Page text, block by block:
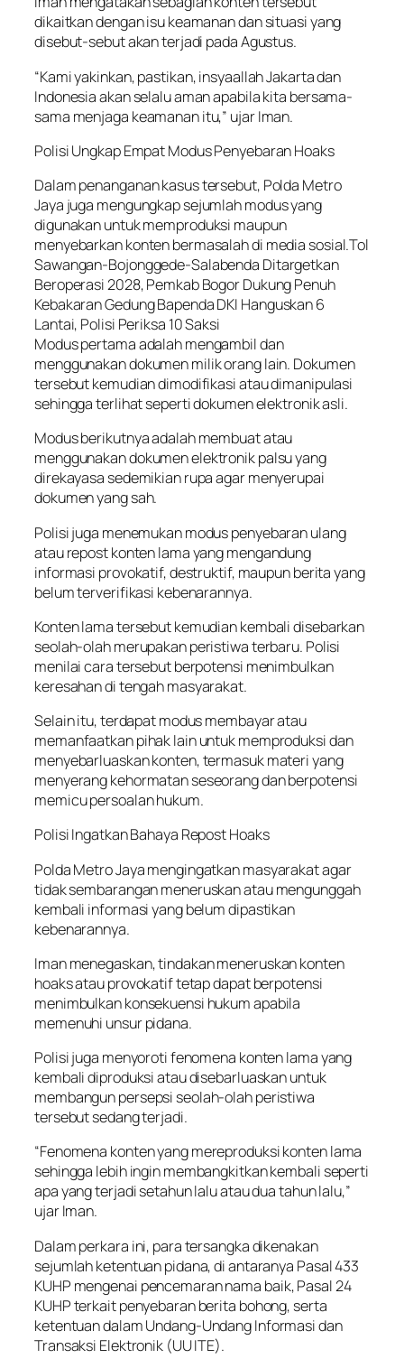
dikaitkan dengan isu keamanan dan situasi yang
disebut-sebut akan terjadi pada Agustus.
“Kami yakinkan, pastikan, insyaallah Jakarta dan
Indonesia akan selalu aman apabila kita bersama-
sama menjaga keamanan itu,” ujar Iman.
Polisi Ungkap Empat Modus Penyebaran Hoaks
Dalam penanganan kasus tersebut, Polda Metro
Jaya juga mengungkap sejumlah modus yang
digunakan untuk memproduksi maupun
menyebarkan konten bermasalah di media sosial.Tol
Sawangan-Bojonggede-Salabenda Ditargetkan
Beroperasi 2028, Pemkab Bogor Dukung Penuh
Kebakaran Gedung Bapenda DKI Hanguskan 6
Lantai, Polisi Periksa 10 Saksi
Modus pertama adalah mengambil dan
menggunakan dokumen milik orang lain. Dokumen
tersebut kemudian dimodifikasi atau dimanipulasi
sehingga terlihat seperti dokumen elektronik asli.
Modus berikutnya adalah membuat atau
menggunakan dokumen elektronik palsu yang
direkayasa sedemikian rupa agar menyerupai
dokumen yang sah.
Polisi juga menemukan modus penyebaran ulang
atau repost konten lama yang mengandung
informasi provokatif, destruktif, maupun berita yang
belum terverifikasi kebenarannya.
Konten lama tersebut kemudian kembali disebarkan
seolah-olah merupakan peristiwa terbaru. Polisi
menilai cara tersebut berpotensi menimbulkan
keresahan di tengah masyarakat.
Selain itu, terdapat modus membayar atau
memanfaatkan pihak lain untuk memproduksi dan
menyebarluaskan konten, termasuk materi yang
menyerang kehormatan seseorang dan berpotensi
memicu persoalan hukum.
Polisi Ingatkan Bahaya Repost Hoaks
Polda Metro Jaya mengingatkan masyarakat agar
tidak sembarangan meneruskan atau mengunggah
kembali informasi yang belum dipastikan
kebenarannya.
Iman menegaskan, tindakan meneruskan konten
hoaks atau provokatif tetap dapat berpotensi
menimbulkan konsekuensi hukum apabila
memenuhi unsur pidana.
Polisi juga menyoroti fenomena konten lama yang
kembali diproduksi atau disebarluaskan untuk
membangun persepsi seolah-olah peristiwa
tersebut sedang terjadi.
“Fenomena konten yang mereproduksi konten lama
sehingga lebih ingin membangkitkan kembali seperti
apa yang terjadi setahun lalu atau dua tahun lalu,”
ujar Iman.
Dalam perkara ini, para tersangka dikenakan
sejumlah ketentuan pidana, di antaranya Pasal 433
KUHP mengenai pencemaran nama baik, Pasal 24
KUHP terkait penyebaran berita bohong, serta
ketentuan dalam Undang-Undang Informasi dan
Transaksi Elektronik (UU ITE).